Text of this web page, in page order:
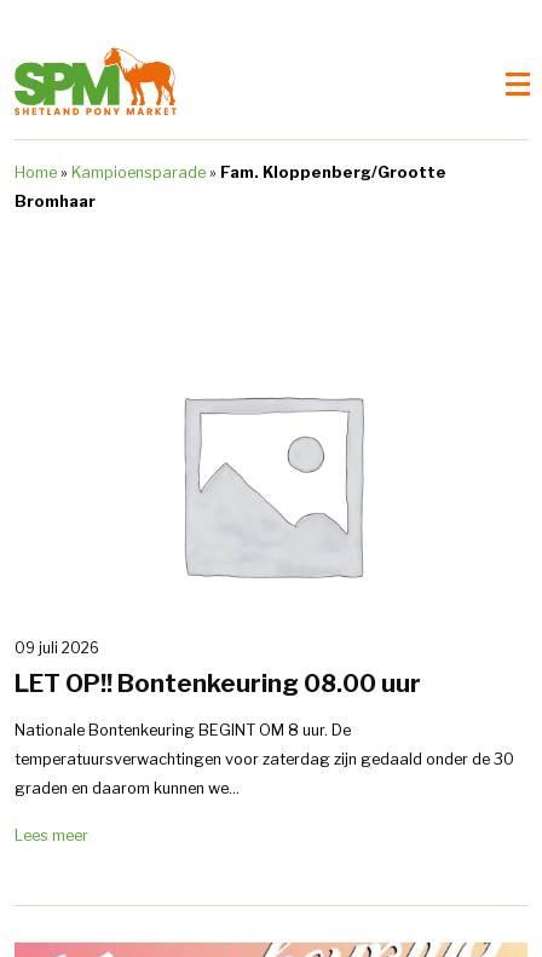
Home » Kampioensparade » Fam. Kloppenberg/Grootte
Bromhaar
09 juli 2026
LET OP!! Bontenkeuring 08.00 uur
Nationale Bontenkeuring BEGINT OM 8 uur. De
temperatuursverwachtingen voor zaterdag zijn gedaald onder de 30
graden en daarom kunnen we...
Lees meer